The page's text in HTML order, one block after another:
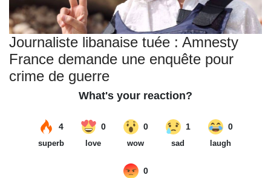
Journaliste libanaise tuée : Amnesty
France demande une enquête pour
crime de guerre